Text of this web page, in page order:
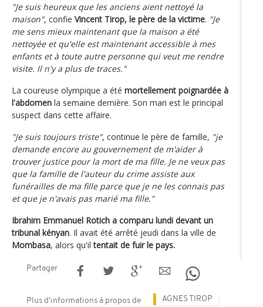
"Je suis heureux que les anciens aient nettoyé la
maison", confie Vincent Tirop, le père de la victime. "Je
me sens mieux maintenant que la maison a été
nettoyée et qu'elle est maintenant accessible à mes
enfants et à toute autre personne qui veut me rendre
visite. Il n'y a plus de traces."
La coureuse olympique a été mortellement poignardée à
l'abdomen la semaine dernière. Son mari est le principal
suspect dans cette affaire.
"Je suis toujours triste", continue le père de famille, "je
demande encore au gouvernement de m'aider à
trouver justice pour la mort de ma fille. Je ne veux pas
que la famille de l'auteur du crime assiste aux
funérailles de ma fille parce que je ne les connais pas
et que je n'avais pas marié ma fille."
Ibrahim Emmanuel Rotich a comparu lundi devant un
tribunal kényan. Il avait été arrêté jeudi dans la ville de
Mombasa, alors qu'iltentait de fuir le pays.
Partager
Plus d'informations à propos de AGNES TIROP